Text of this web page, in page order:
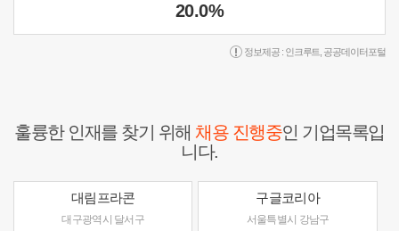
20.0%
정보제공 : 인크루트 공공데이터포털
훌륭한 인재를 찾기 위해채용 진행중인 기업목록입
니다.
대림프라콘
대구광역시 달서구
구글코리아
서울특별시 강남구